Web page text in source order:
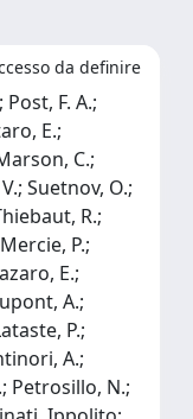
da definire
F. A.;
E.;
C.;
Suetnov, O.;
R.;
P.;
E.;
A.;
P.;
A.;
Petrosillo, N.;